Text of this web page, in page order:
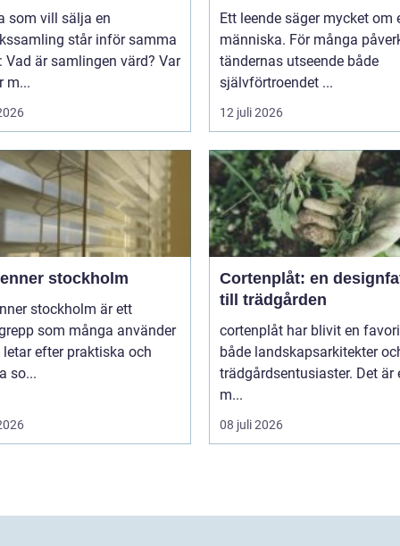
som vill sälja en
står inför samma
Vad är samlingen värd? Var
m...
Ett leende säger mycket om
människa. För många
tändernas utseende både
självförtroendet ...
12 juli 2026
stockholm
stockholm är ett
som många använder
letar efter praktiska och
so...
Cortenplåt: en
till trädgården
cortenplåt har blivit en
både landskapsarkitekter
trädgårdsentusiaster. Det är
m...
08 juli 2026